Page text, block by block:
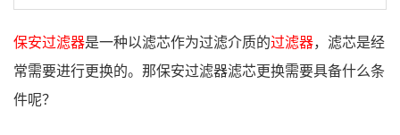
保安过滤器是一种以滤芯作为过滤介质的过滤器，滤芯是经
常需要进行更换的。那保安过滤器滤芯更换需要具备什么条
件呢？